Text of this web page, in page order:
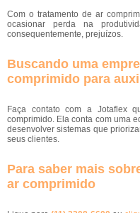
Com o tratamento de ar
ocasionar perda na
consequentemente, prejuízos.
Buscando uma
comprimido para
Faça contato com a Jotaflex
comprimido. Ela conta com uma
desenvolver sistemas que
seus clientes.
Para saber mais
ar comprimido